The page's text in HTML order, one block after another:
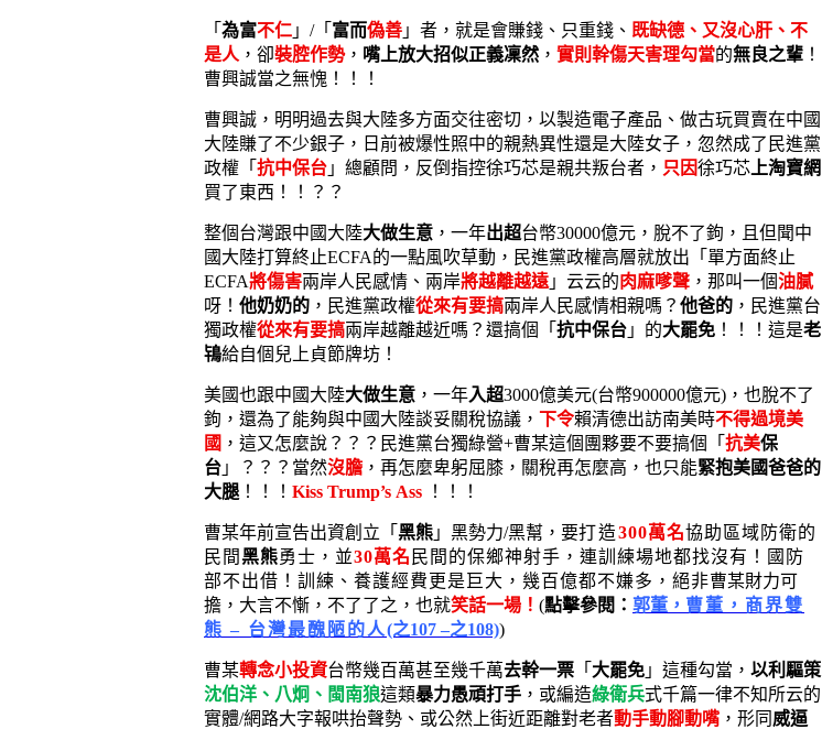
「 為富不仁 」/「 富而偽善 」者，就是會賺錢、只重錢、 既缺德、又沒心肝、不
是人 ，卻裝腔作勢， 嘴上放大招似正義凜然 ， 實則幹傷天害理勾當的無良之輩 ！
曹興誠當之無愧！！！
曹興誠，明明過去與大陸多方面交往密切，以製造電子產品、做古玩買賣在中國
大陸賺了不少銀子，日前被爆性照中的親熱異性還是大陸女子，忽然成了民進黨
政權「 抗中保台 」總顧問，反倒指控徐巧芯是親共叛台者， 只因徐巧芯 上淘寶網
買了東西！！？？
整個台灣跟中國大陸大做生意 ，一年出超台幣30000億元，脫不了鉤，且但聞中
國大陸打算終止ECFA的一點風吹草動，民進黨政權高層就放出「單方面終止
ECFA將傷害兩岸人民感情、兩岸將越離越遠 」云云的肉麻嗲聲 ，那叫一個油膩
呀！ 他奶奶的 ，民進黨政權從來有要搞兩岸人民感情相親嗎？ 他爸的 ，民進黨台
獨政權從來有要搞兩岸越離越近嗎？還搞個「 抗中保台 」的大罷免 ！！！這是老
鴇給自個兒上貞節牌坊！
美國也跟中國大陸大做生意 ，一年入超3000億美元(台幣900000億元)，也脫不了
鉤，還為了能夠與中國大陸談妥關稅協議， 下令賴清德出訪南美時不得過境美
國 ，這又怎麼說？？？民進黨台獨綠營+曹某這個團夥要不要搞個「 抗美保
台 」？？？當然沒膽 ，再怎麼卑躬屈膝，關稅再怎麼高，也只能緊抱美國爸爸的
大腿 ！！！ Kiss Trump’s Ass ！！！
曹某年前宣告出資創立「 黑熊 」黑勢力/黑幫，要打造300萬名協助區域防衛的
民間黑熊勇士，並30萬名 民間的保鄉神射手，連訓練場地都找沒有！國防
部不出借！訓練、養護經費更是巨大，幾百億都不嫌多，絕非曹某財力可
擔，大言不慚，不了了之，也就笑話一場！ (點擊參閱： 郭董， 曹董，商界雙
熊 – 台灣最醜陋的人(之107 –之108))
曹某轉念小投資台幣幾百萬甚至幾千萬去幹一票 「 大罷免 」這種勾當， 以利驅策
沈伯洋、八炯、閩南狼這類暴力愚頑打手 ，或編造綠衛兵式千篇一律不知所云的
實體/網路大字報哄抬聲勢、或公然上街近距離對老者動手動腳動嘴 ，形同 威逼